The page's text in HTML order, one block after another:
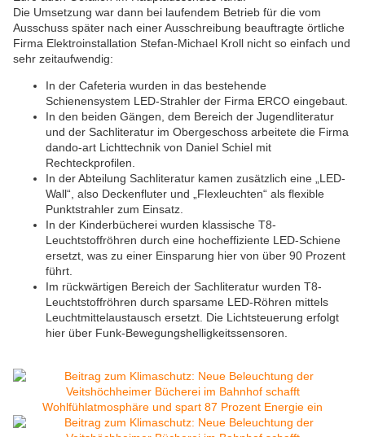
Die Umsetzung war dann bei laufendem Betrieb für die vom
Ausschuss später nach einer Ausschreibung beauftragte örtliche
Firma Elektroinstallation Stefan-Michael Kroll nicht so einfach und
sehr zeitaufwendig:
In der Cafeteria wurden in das bestehende
Schienensystem LED-Strahler der Firma ERCO eingebaut.
In den beiden Gängen, dem Bereich der Jugendliteratur
und der Sachliteratur im Obergeschoss arbeitete die Firma
dando-art Lichttechnik von Daniel Schiel mit
Rechteckprofilen.
In der Abteilung Sachliteratur kamen zusätzlich eine „LED-
Wall“, also Deckenfluter und „Flexleuchten“ als flexible
Punktstrahler zum Einsatz.
In der Kinderbücherei wurden klassische T8-
Leuchtstoffröhren durch eine hocheffiziente LED-Schiene
ersetzt, was zu einer Einsparung hier von über 90 Prozent
führt.
Im rückwärtigen Bereich der Sachliteratur wurden T8-
Leuchtstoffröhren durch sparsame LED-Röhren mittels
Leuchtmittelaustausch ersetzt. Die Lichtsteuerung erfolgt
hier über Funk-Bewegungshelligkeitssensoren.